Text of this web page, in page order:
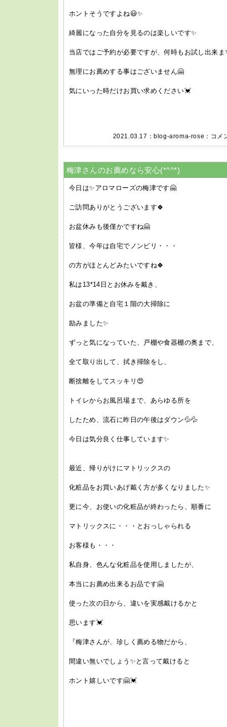
ホントそうですよね😃✨
綺麗になった自分を見るのは楽しいです✨
当店ではご予約が必要ですが、何時もお試し出来ま
無理にお薦めする事はございません🤗
気にいった時だけお買い求めください💓
2021.03.17： blog-aroma-rose ： コメ
梅津さんのお薦めなら安心(*^^*)
今日は✨アロマローズの梅津です🤗
ご訪問ありがとうございます🍀
お盆休みも後僅かですね🤗
皆様、今年は自宅でノンビリ・・・
の方がほとんどみたいですね🍀
私は13*14日とお休みを戴き、
お盆の準備と自宅１階の大掃除に
励みました✨
ずっと気になっていた、戸棚や食器棚の奥まで、
全て取り出して、拭き掃除をし、
断捨離をしてスッキリ😍
トイレからお風呂場まで、あらゆる所を
したため、流石に昨日の午後はダウン💦💦
今日は気分良く仕事しています✨
最近、帰りがけにマトリックスの
化粧品をお買いあげ戴く方が多くなりました✨
更に今、お使いの化粧品が終わったら、順番に
マトリックスに・・・とおっしゃられる
お客様も・・・
私自身、色んな化粧品を使用しましたが、
本当にお薦め出来るお品です🤗
使った次の日から、違いを実感戴けるかと
思います💓
『梅津さんが、珍しく薦める物だから、
間違い無いでしょう✨と言って戴けると
ホント嬉しいです🤗💓